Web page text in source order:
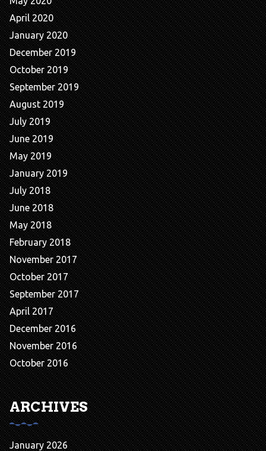
April 2020
January 2020
December 2019
October 2019
September 2019
August 2019
July 2019
June 2019
May 2019
January 2019
July 2018
June 2018
May 2018
February 2018
November 2017
October 2017
September 2017
April 2017
December 2016
November 2016
October 2016
ARCHIVES
January 2026